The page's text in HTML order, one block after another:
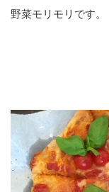
野菜モリモリです。